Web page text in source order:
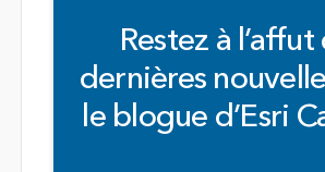
Restez à l’affut
dernières
le blogue d’Esri